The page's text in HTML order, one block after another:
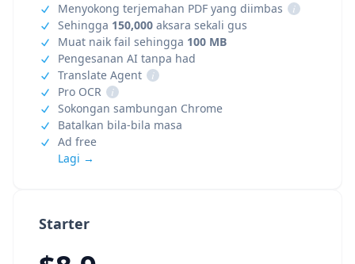
Starter
Menyokong terjemahan PDF yang diimbas
i
Sehingga 150,000 aksara sekali gus
Muat naik fail sehingga 100 MB
Pengesanan AI tanpa had
Translate Agent
i
Pro OCR
i
Sokongan sambungan Chrome
Batalkan bila-bila masa
Ad free
Lagi →